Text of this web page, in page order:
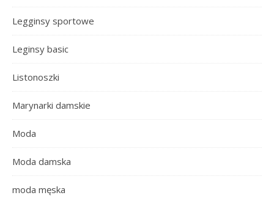
Legginsy sportowe
Leginsy basic
Listonoszki
Marynarki damskie
Moda
Moda damska
moda męska